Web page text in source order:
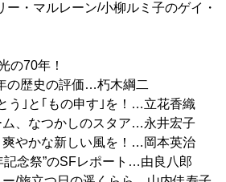
ー・マルレーン/小柳ルミ子のゲイ・
70年！
の歴史の評価…朽木綱二
う｣と｢もの申す｣を！…立花香織
ム、なつかしのスタア…永井宏子
爽やかな新しい風を！…岡本英治
記念祭”のSFレポート…由良八郎